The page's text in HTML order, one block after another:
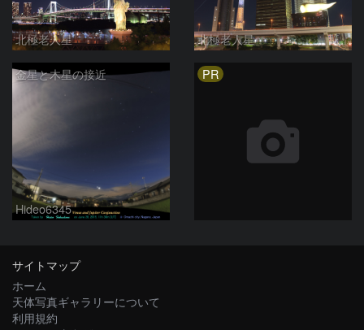
北極老人星 北極老人星
金星と木星の接近
Hideo6345
PR
サイトマップ
ホーム
天体写真ギャラリーについて
利用規約